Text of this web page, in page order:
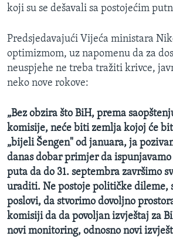
Jezici
koji su se dešavali sa postojećim
Predsjedavajući Vijeća ministara
optimizmom, uz napomenu da za
neuspjehe ne treba tražiti krivce,
neko nove rokove:
„Bez obzira što BiH, prema
komisije, neće biti zemlja kojoj će
„bijeli Šengen" od januara, ja
danas dobar primjer da
puta da do 31. septembra završimo
uraditi. Ne postoje političke dileme,
poslovi, da stvorimo dovoljno
komisiji da da povoljan izvještaj za
novi monitoring, odnosno novi